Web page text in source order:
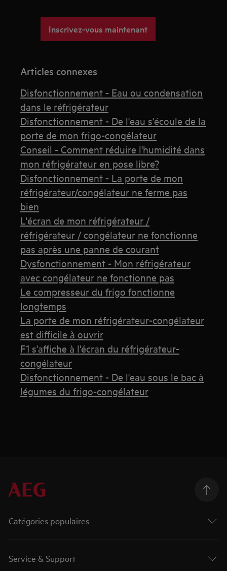
Inscrivez-vous maintenant
Articles connexes
Disfonctionnement - Eau ou condensation
dans le réfrigérateur
Disfonctionnement - De l'eau s'écoule de la
porte de mon frigo-congélateur
Conseil - Comment réduire l'humidité dans
mon réfrigérateur en pose libre?
Disfonctionnement - La porte de mon
réfrigérateur/congélateur ne ferme pas
bien
L'écran de mon réfrigérateur /
réfrigérateur / congélateur ne fonctionne
pas après une panne de courant
Dysfonctionnement - Mon réfrigérateur
avec congélateur ne fonctionne pas
Le compresseur du frigo fonctionne
longtemps
La porte de mon réfrigérateur-congélateur
est difficile à ouvrir
F1 s'affiche à l'écran du réfrigérateur-
congélateur
Disfonctionnement - De l'eau sous le bac à
légumes du frigo-congélateur
Catégories populaires
Service & Support